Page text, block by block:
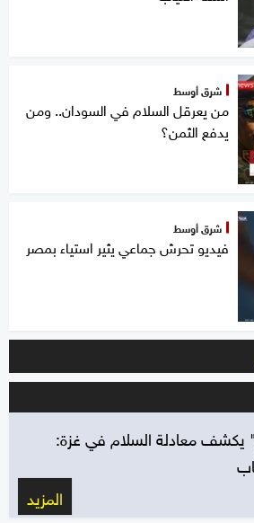
شرق أوسط
من يعرقل السلام في السودان.. ومن
يدفع الثمن؟
شرق أوسط
فيديو تحرش جماعي يثير استياء بمصر
معادلة السلام في غزة:
المزيد